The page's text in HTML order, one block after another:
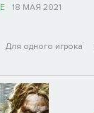
18 МАЯ 2021
Для одного игрока